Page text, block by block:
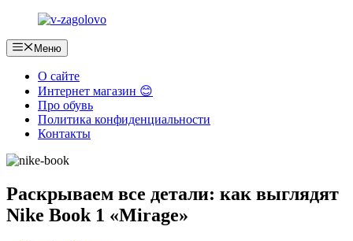
Перейти
содержимому
Меню
О сайте
Интернет магазин 😊
Про обувь
Политика конфиденциальности
Контакты
Раскрываем все детали: как выглядят
Nike Book 1 «Mirage»